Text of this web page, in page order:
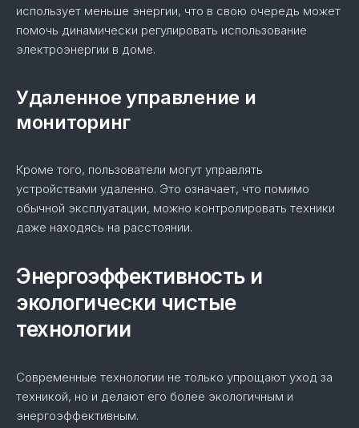
использует меньше энергии, что в свою очередь может
помочь динамически регулировать использование
электроэнергии в доме.
Удаленное управление и
мониторинг
Кроме того, пользователи могут управлять
устройствами удаленно. Это означает, что помимо
обычной эксплуатации, можно контролировать техники
даже находясь на расстоянии.
Энергоэффективность и
экологически чистые
технологии
Современные технологии не только упрощают уход за
техникой, но и делают его более экологичным и
энергоэффективным.